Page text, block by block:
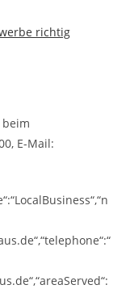
richtig
E-Mail: